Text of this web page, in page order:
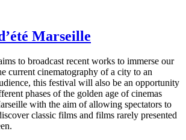
Marseille
to broadcast recent works to immerse our
current cinematography of a city to an
this festival will also be an opportunity
phases of the golden age of cinemas
with the aim of allowing spectators to
classic films and films rarely presented